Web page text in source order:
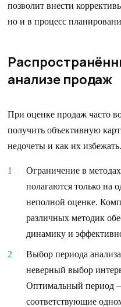
позволит внести
но и в процесс
анализе продаж
При оценке продаж часто
получить объективную
недочеты и как их избежать.
Ограничение в
полагаются только на
неполной оценке.
различных методик
динамику и
Выбор периода
неверный выбор
Оптимальный период
соответствующие